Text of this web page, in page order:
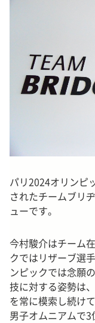
パリ2024オリンピ
されたチームブリ
ューです。
今村駿介はチーム
クではリザーブ選
ンピックでは念願
技に対する姿勢は
を常に模索し続け
男子オムニアムで3